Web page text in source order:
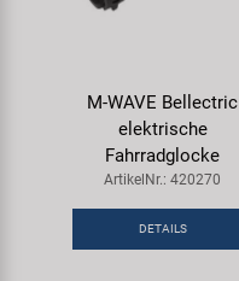
M-WAVE Bellectric
elektrische
Fahrradglocke
ArtikelNr.: 420270
DETAILS